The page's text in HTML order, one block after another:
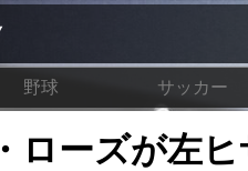
野球 サッカー
ローズが左